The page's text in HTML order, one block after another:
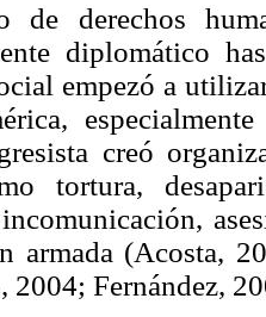
de derechos
diplomático
empezó a
creó
tortura,
armada (Acosta,
2004; Fernández,